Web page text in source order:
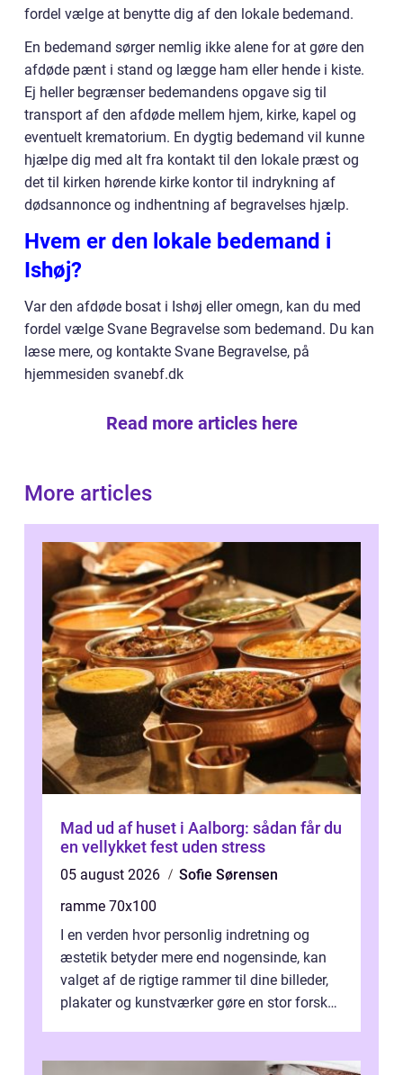
fordel vælge at benytte dig af den lokale bedemand.
En bedemand sørger nemlig ikke alene for at gøre den
afdøde pænt i stand og lægge ham eller hende i kiste.
Ej heller begrænser bedemandens opgave sig til
transport af den afdøde mellem hjem, kirke, kapel og
eventuelt krematorium. En dygtig bedemand vil kunne
hjælpe dig med alt fra kontakt til den lokale præst og
det til kirken hørende kirke kontor til indrykning af
dødsannonce og indhentning af begravelses hjælp.
Hvem er den lokale bedemand i
Ishøj?
Var den afdøde bosat i Ishøj eller omegn, kan du med
fordel vælge Svane Begravelse som bedemand. Du kan
læse mere, og kontakte Svane Begravelse, på
hjemmesiden svanebf.dk
Read more articles here
More articles
Mad ud af huset i Aalborg: sådan får du
en vellykket fest uden stress
05 august 2026
Sofie Sørensen
ramme 70x100
I en verden hvor personlig indretning og
æstetik betyder mere end nogensinde, kan
valget af de rigtige rammer til dine billeder,
plakater og kunstværker gøre en stor forskel.